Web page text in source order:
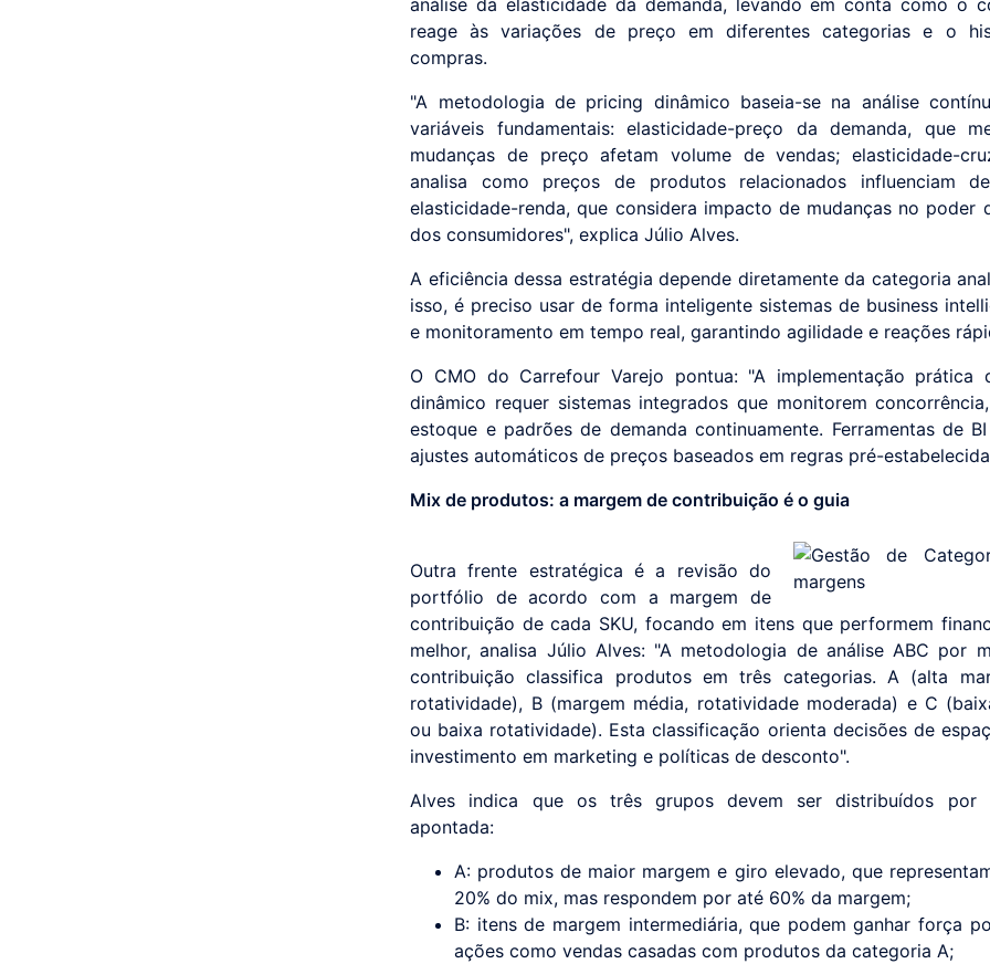
reage às variações de preço em diferentes categorias e o
compras.
"A metodologia de pricing dinâmico baseia-se na análise
variáveis fundamentais: elasticidade-preço da demanda, que
mudanças de preço afetam volume de vendas; elasticidade-
analisa como preços de produtos relacionados influenciam
elasticidade-renda, que considera impacto de mudanças no poder
dos consumidores", explica Júlio Alves.
A eficiência dessa estratégia depende diretamente da categoria
isso, é preciso usar de forma inteligente sistemas de business
e monitoramento em tempo real, garantindo agilidade e reações
O CMO do Carrefour Varejo pontua: "A implementação prática
dinâmico requer sistemas integrados que monitorem
estoque e padrões de demanda continuamente. Ferramentas de
ajustes automáticos de preços baseados em regras pré-
Mix de produtos: a margem de contribuição é o guia
Outra frente estratégica é a revisão do
portfólio de acordo com a margem de
contribuição de cada SKU, focando em itens que performem
melhor, analisa Júlio Alves: "A metodologia de análise ABC por
contribuição classifica produtos em três categorias. A (alta
rotatividade), B (margem média, rotatividade moderada) e C
ou baixa rotatividade). Esta classificação orienta decisões de
investimento em marketing e políticas de desconto".
Alves indica que os três grupos devem ser distribuídos por
apontada:
A: produtos de maior margem e giro elevado, que
20% do mix, mas respondem por até 60% da margem;
B: itens de margem intermediária, que podem ganhar força
ações como vendas casadas com produtos da categoria A;